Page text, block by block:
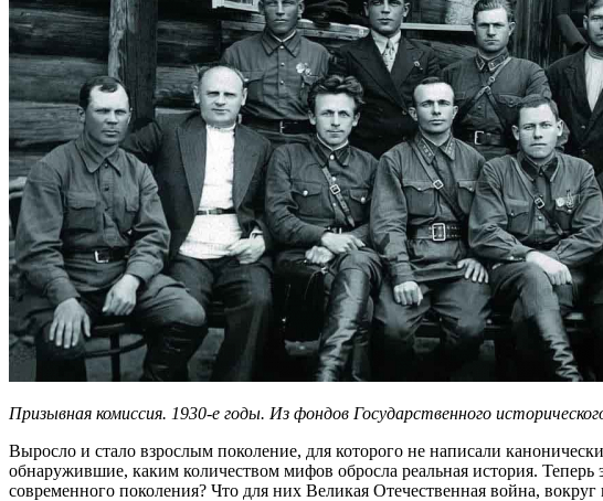
Призывная комиссия. 1930-е годы. Из фондов Государственного
Выросло и стало взрослым поколение, для которого не написали
обнаружившие, каким количеством мифов обросла реальная история.
современного поколения? Что для них Великая Отечественная война,